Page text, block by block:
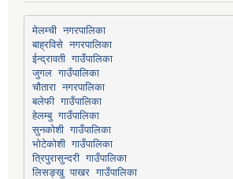
मेलम्ची नगरपालिका
बाह्रविसे नगरपालिका
ईन्द्रावती गाउँपालिका
जुगल गाउँपालिका
चौतारा नगरपालिका
बलेफी गाउँपालिका
हेलम्बु गाउँपालिका
सुनकोशी गाउँपालिका
भोटेकोशी गाउँपालिका
त्रिपुरासुन्दरी गाउँपालिका
लिसङ्खु पाखर गाउँपालिका